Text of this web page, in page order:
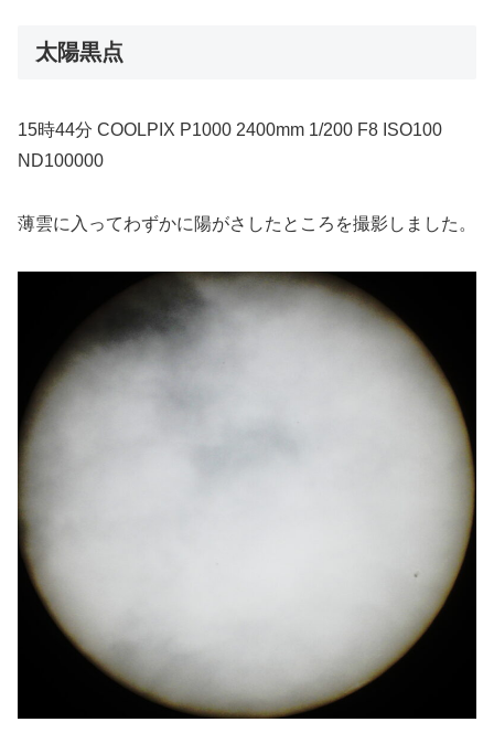
太陽黒点
15時44分 COOLPIX P1000 2400mm 1/200 F8 ISO100
ND100000
薄雲に入ってわずかに陽がさしたところを撮影しました。